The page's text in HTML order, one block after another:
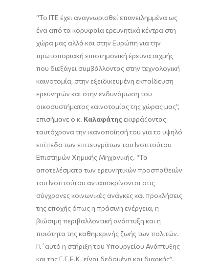
“To ITE έχει αναγνωρισθεί επανειλημμένα ως
ένα από τα κορυφαία ερευνητικά κέντρα στη
χώρα μας αλλά και στην Ευρώπη για την
πρωτοποριακή επιστημονική έρευνα αιχμής
που διεξάγει συμβάλλοντας στην τεχνολογική
καινοτομία, στην εξειδικευμένη εκπαίδευση
ερευνητών και στην ενδυνάμωση του
οικοσυστήματος καινοτομίας της χώρας μας”,
επισήμανε ο κ. Καλαφάτης εκφράζοντας
ταυτόχρονα την ικανοποίησή του για το υψηλό
επίπεδο των επιτευγμάτων του Ινστιτούτου
Επιστημών Χημικής Μηχανικής. “Τα
αποτελέσματα των ερευνητικών προσπαθειών
του Ινστιτούτου ανταποκρίνονται στις
σύγχρονες κοινωνικές ανάγκες και προκλήσεις
της εποχής όπως η πράσινη ενέργεια, η
βιώσιμη περιβαλλοντική ανάπτυξη και η
ποιότητα της καθημερινής ζωής των πολιτών.
Γι΄αυτό η στήριξη του Υπουργείου Ανάπτυξης
και της Γ.Γ.Ε.Κ. είναι δεδομένη και διαρκής”,